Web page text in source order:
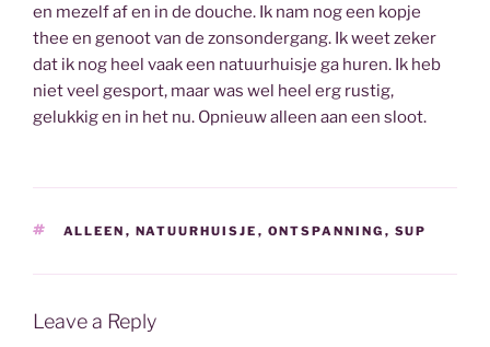
en mezelf af en in de douche. Ik nam nog een kopje
thee en genoot van de zonsondergang. Ik weet zeker
dat ik nog heel vaak een natuurhuisje ga huren. Ik heb
niet veel gesport, maar was wel heel erg rustig,
gelukkig en in het nu. Opnieuw alleen aan een sloot.
TAGS
ALLEEN , NATUURHUISJE , ONTSPANNING , SUP
Leave a Reply